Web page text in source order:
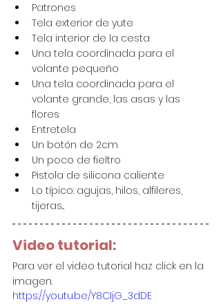
Patrones
Tela exterior de yute
Tela interior de la cesta
Una tela coordinada para el
volante pequeño
Una tela coordinada para el
volante grande, las asas y las
flores
Entretela
Un botón de 2cm
Un poco de fieltro
Pistola de silicona caliente
Lo típico: agujas, hilos, alfileres,
tijeras...
Video tutorial:
Para ver el video tutorial haz click en la
imagen.
https://youtu.be/Y8CIjG_3dDE